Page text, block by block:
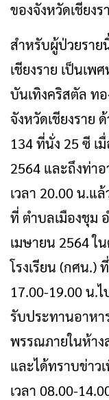
ของจังหวัดเชียงร
สำหรับผู้ป่วยราย
เชียงราย เป็นเ
บันเทิงคริสตัล ท
จังหวัดเชียงราย
134 ที่นั่ง 25 ซี เ
2564 และถึงท่า
เวลา 20.00 น.แ
ที่ ตำบลเมืองชุม
เมษายน 2564 ใ
โรงเรียน (กศน.)
17.00-19.00 น.
รับประทานอาหา
พรรณภายในห้าง
และได้ทราบข่าว
เวลา 08.00-